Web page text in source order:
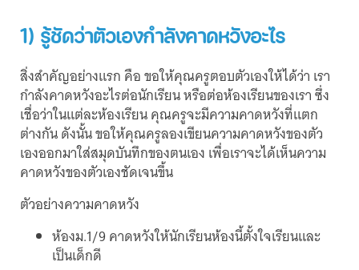
1) รู้ชัดว่าตัวเองกำลังคาดหวังอะไร
สิ่งสำคัญอย่างแรก คือ ขอให้คุณครูตอบตัวเองให้ได้ว่า เรา
กำลังคาดหวังอะไรต่อนักเรียน หรือต่อห้องเรียนของเรา ซึ่ง
เชื่อว่าในแต่ละห้องเรียน คุณครูจะมีความคาดหวังที่แตก
ต่างกัน ดังนั้น ขอให้คุณครูลองเขียนความคาดหวังของตัว
เองออกมาใส่สมุดบันทึกของตนเอง เพื่อเราจะได้เห็นความ
คาดหวังของตัวเองชัดเจนขึ้น
ตัวอย่างความคาดหวัง
ห้องม.1/9 คาดหวังให้นักเรียนห้องนี้ตั้งใจเรียนและ
เป็นเด็กดี